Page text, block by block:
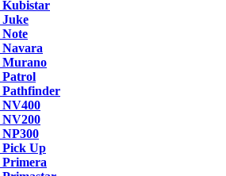
Kubistar
Murano
Patrol
Pathfinder
Pick Up